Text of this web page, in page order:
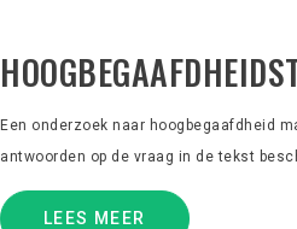
Een onderzoek naar hoogbegaafdheid
antwoorden op de vraag in de tekst
LEES MEER